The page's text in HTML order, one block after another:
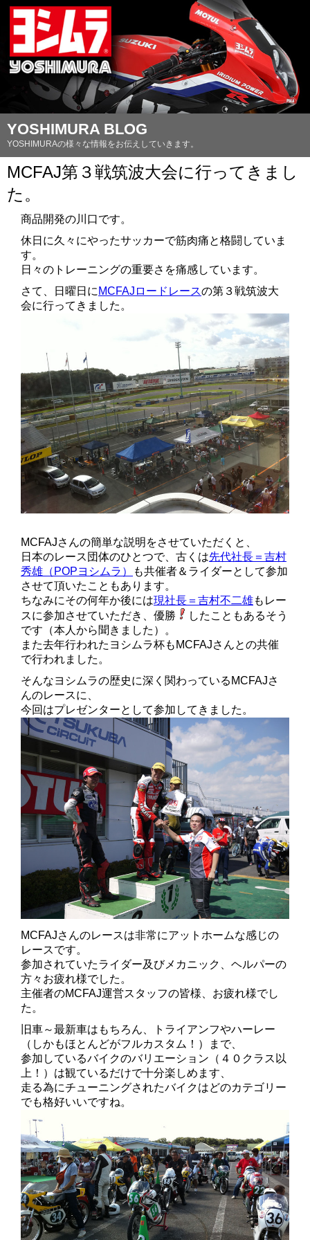
YOSHIMURA BLOG
YOSHIMURAの様々な情報をお伝えしていきます。
MCFAJ第３戦筑波大会に行ってきまし
た。
商品開発の川口です。
休日に久々にやったサッカーで筋肉痛と格闘していま
す。
日々のトレーニングの重要さを痛感しています。
さて、日曜日に MCFAJロードレースの第３戦筑波大
会に行ってきました。
MCFAJさんの簡単な説明をさせていただくと、
日本のレース団体のひとつで、古くは先代社長＝吉村
秀雄（POPヨシムラ）
も共催者＆ライダーとして参加
させて頂いたこともあります。
ちなみにその何年か後には現社長＝吉村不二雄もレー
スに参加させていただき、優勝
したこともあるそう
です（本人から聞きました）。
また去年行われたヨシムラ杯もMCFAJさんとの共催
で行われました。
そんなヨシムラの歴史に深く関わっているMCFAJさ
んのレースに、
今回はプレゼンターとして参加してきました。
MCFAJさんのレースは非常にアットホームな感じの
レースです。
参加されていたライダー及びメカニック、ヘルパーの
方々お疲れ様でした。
主催者のMCFAJ運営スタッフの皆様、お疲れ様でし
た。
旧車～最新車はもちろん、トライアンフやハーレー
（しかもほとんどがフルカスタム！）まで、
参加しているバイクのバリエーション（４０クラス以
上！）は観ているだけで十分楽しめます、
走る為にチューニングされたバイクはどのカテゴリー
でも格好いいですね。